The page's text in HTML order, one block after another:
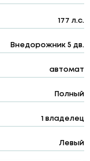
177 л.с.
Внедорожник 5 дв.
автомат
Полный
1 владелец
Левый